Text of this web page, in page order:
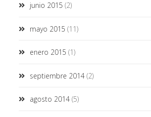
junio 2015 (2)
mayo 2015 (11)
enero 2015 (1)
septiembre 2014 (2)
agosto 2014 (5)